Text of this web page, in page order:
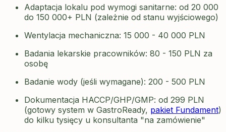
Adaptacja lokalu pod wymogi sanitarne: od 20 000
do 150 000+ PLN (zależnie od stanu wyjściowego)
Wentylacja mechaniczna: 15 000 - 40 000 PLN
Badania lekarskie pracowników: 80 - 150 PLN za
osobę
Badanie wody (jeśli wymagane): 200 - 500 PLN
Dokumentacja HACCP/GHP/GMP: od 299 PLN
(gotowy system w GastroReady, pakiet Fundament)
do kilku tysięcy u konsultanta "na zamówienie"